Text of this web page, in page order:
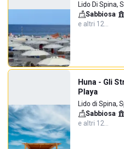
Lido Di Spina,
Sabbiosa·
e altri 12…
Huna - Gli
Playa
Lido di Spina,
Sabbiosa·
e altri 12…